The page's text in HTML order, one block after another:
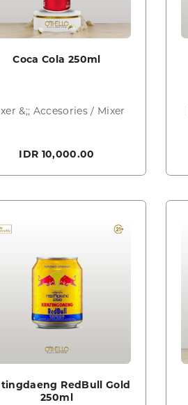
Coca Cola 250ml
&;; Accesories / Mixer
IDR 10,000.00
RedBull Gold
250ml